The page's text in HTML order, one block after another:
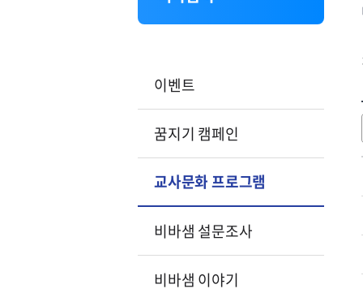
이벤트
꿈지기 캠페인
교사문화 프로그램
비바샘 설문조사
비바샘 이야기